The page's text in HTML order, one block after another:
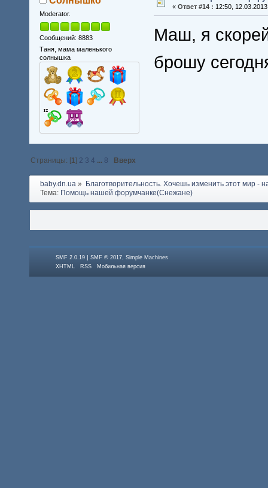
Moderator.
Сообщений: 8883
Таня, мама маленького
солнышка
« Ответ #14 : 12:50,
Маш, я
брошу
Страницы: [1] 2 3 4 ... 8 Вверх
baby.dn.ua»
Благотворительность. Хочешь изменить этот мир -
Тема: Помощь нашей форумчанке(Снежане)
SMF 2.0.19 |SMF © 2017 ,Simple Machines
XHTML
RSS Мобильная версия